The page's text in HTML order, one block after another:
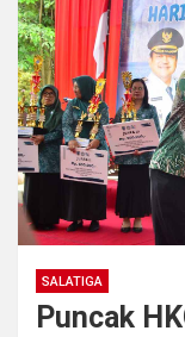
SALATIGA
Puncak